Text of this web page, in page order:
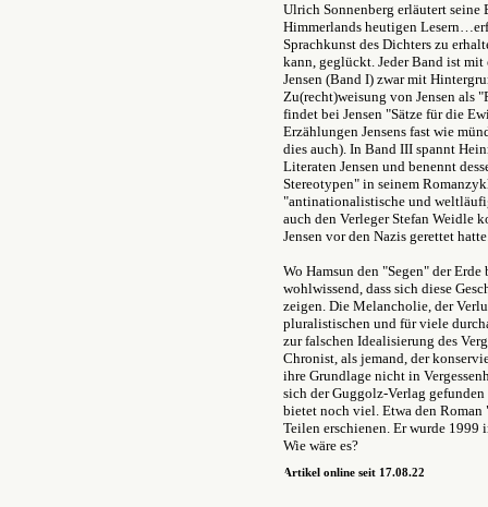
Ulrich Sonnenberg erläutert seine
Himmerlands heutigen
Sprachkunst des Dichters zu
kann, geglückt. Jeder Band ist
Jensen (Band I) zwar mit
Zu(recht)weisung von Jensen als
findet bei Jensen "Sätze für die
Erzählungen Jensens fast wie
dies auch). In Band III spannt
Literaten Jensen und benennt
Stereotypen" in seinem
"antinationalistische und
auch den Verleger Stefan Weidle
Jensen vor den Nazis gerettet
Wo Hamsun den "Segen" der Erde
wohlwissend, dass sich diese
zeigen. Die Melancholie, der
pluralistischen und für viele
zur falschen Idealisierung des
Chronist, als jemand, der
ihre Grundlage nicht in
sich der Guggolz-Verlag
bietet noch viel. Etwa den
Teilen erschienen. Er wurde 1999
Wie wäre es?
Artikel online seit 17.08.22